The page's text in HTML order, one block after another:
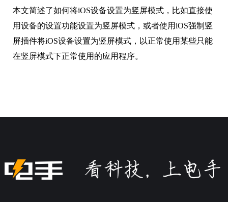
本文简述了如何将iOS设备设置为竖屏模式，比如直接使
用设备的设置功能设置为竖屏模式，或者使用iOS强制竖
屏插件将iOS设备设置为竖屏模式，以正常使用某些只能
在竖屏模式下正常使用的应用程序。